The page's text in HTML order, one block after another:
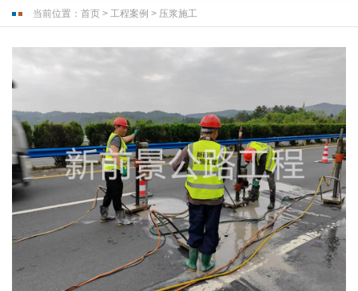
当前位置： 首页 > 工程案例 > 压浆施工